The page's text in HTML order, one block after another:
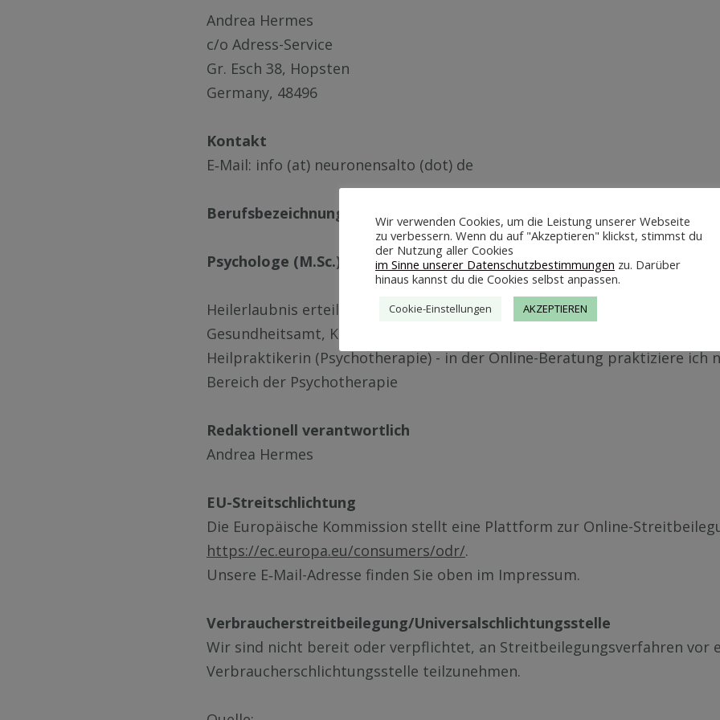
An­drea Her­mes
c/o Adress-Ser­vice
Gr. Esch 38, Hops­ten
Ger­ma­ny, 48496
Kon­takt
E‑Mail: in­fo (at) neu­ro­nen­sal­to (dot) de
Be­rufs­be­zeich­nung und be­rufs­recht­li­che Re­ge­lun­gen
Psy­cho­lo­ge (M.Sc.)
Heil­er­laub­nis er­teilt in Deutsch­land durch das:
Ge­sund­heits­amt, Kreis­ver­wal­tung Stein­furt, Teck­len­bur­ger Str. 10,
Heil­prak­ti­ke­rin (Psy­cho­the­ra­pie) - in der On­line-Be­ra­tung prak­ti­zie­re ich
Be­reich der Psy­cho­the­ra­pie
Re­dak­tio­nell ver­ant­wort­lich
An­drea Her­mes
EU-Streit­schlich­tung
Die Eu­ro­päi­sche Kom­mis­si­on stellt ei­ne Platt­form zur On­line-
https://ec.europa.eu/consumers/odr/.
Un­se­re E‑­Mail-Adres­se fin­den Sie oben im Im­pres­sum.
Verbraucherstreitbeilegung/Universalschlichtungsstelle
Wir sind nicht be­reit oder ver­pflich­tet, an Streit­bei­le­gungs­ver­fah­ren vor
Ver­brau­cher­schlich­tungs­stel­le teil­zu­neh­men.
Wir verwenden Cookies, um die Leistung unserer Webseite
zu verbessern. Wenn du auf "Akzeptieren" klickst, stimmst du
der Nutzung aller Cookies
im Sinne unserer Datenschutzbestimmungen zu. Darüber
hinaus kannst du die Cookies selbst anpassen.
Cookie-Einstellungen AKZEPTIEREN